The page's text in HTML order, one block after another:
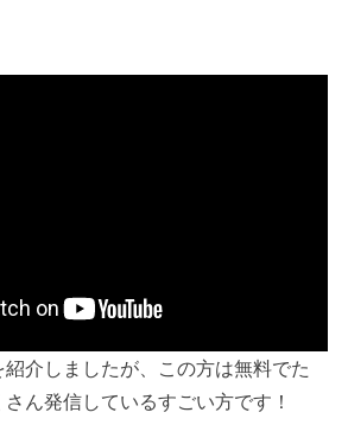
介しましたが、この方は無料でた
ん発信しているすごい方です！